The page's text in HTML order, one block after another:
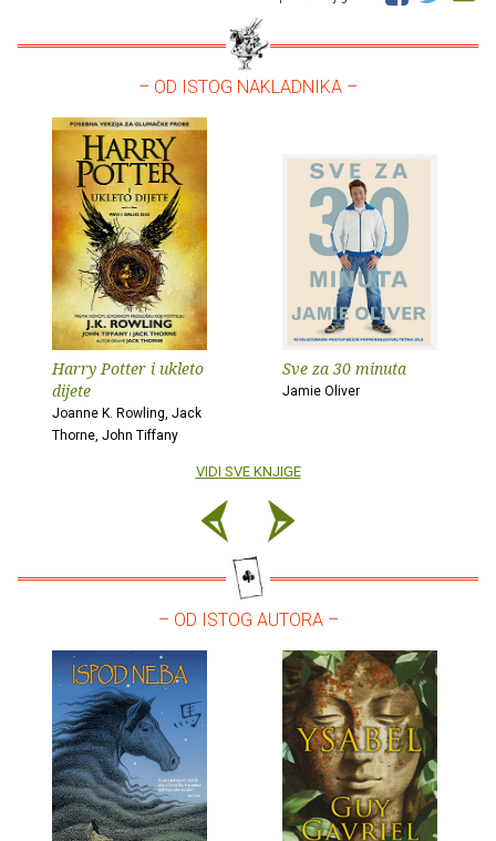
– OD ISTOG NAKLADNIKA –
Harry Potter i ukleto
dijete
Joanne K. Rowling, Jack
Thorne, John Tiffany
Sve za 30 minuta
Jamie Oliver
VIDI SVE KNJIGE
– OD ISTOG AUTORA –